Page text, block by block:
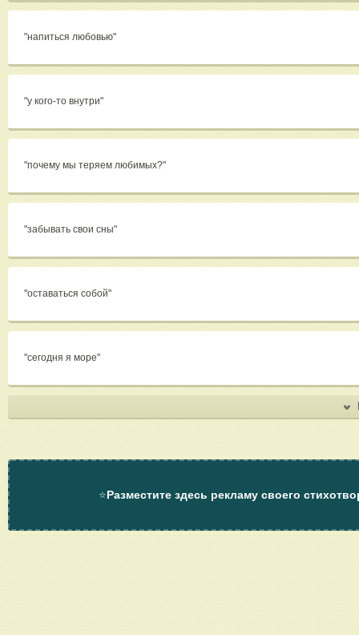
"напиться любовью"
"у кого-то внутри"
"почему мы теряем любимых?"
"забывать свои сны"
"оставаться собой"
"сегодня я море"
⭐Разместите здесь рекламу своего